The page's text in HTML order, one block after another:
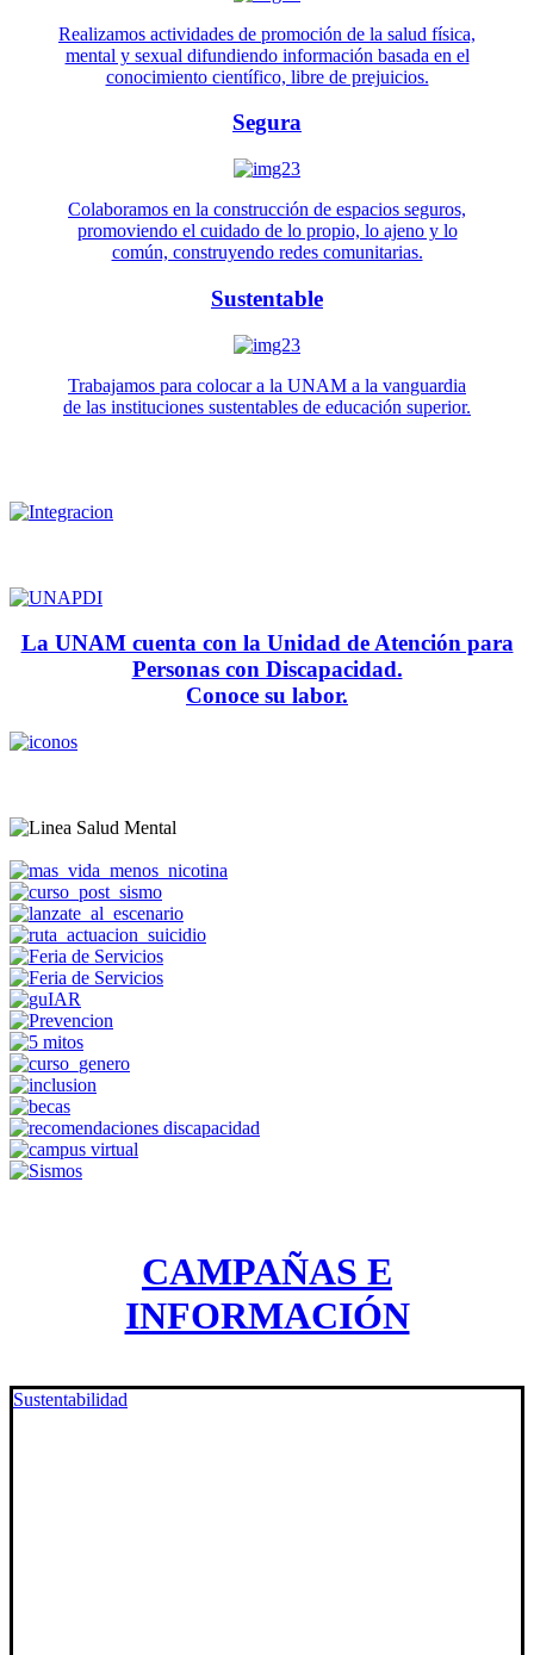
Realizamos actividades de promoción de la salud física,
mental y sexual difundiendo información basada en el
conocimiento científico, libre de prejuicios.
Segura
Colaboramos en la construcción de espacios seguros,
promoviendo el cuidado de lo propio, lo ajeno y lo
común, construyendo redes comunitarias.
Sustentable
Trabajamos para colocar a la UNAM a la vanguardia
de las instituciones sustentables de educación superior.
La UNAM cuenta con la Unidad de Atención para
Personas con Discapacidad.
Conoce su labor.
CAMPAÑAS E
INFORMACIÓN
Sustentabilidad